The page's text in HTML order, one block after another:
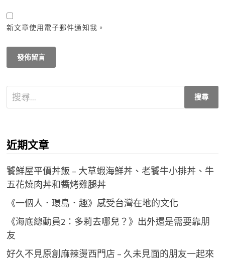
新文章使用電子郵件通知我。
搜
尋
字:
近期文章
饕鮮屋平價丼飯 – 大草蝦海鮮丼、老饕牛小排丼、牛
五花燒肉丼和醬烤雞腿丼
《一個人．環島．趣》感受台灣在地的文化
《海底總動員2：多莉去哪兒？》出外還是需要靠朋
友
好久不見原創麻辣燙西門店 – 久未見面的朋友一起來